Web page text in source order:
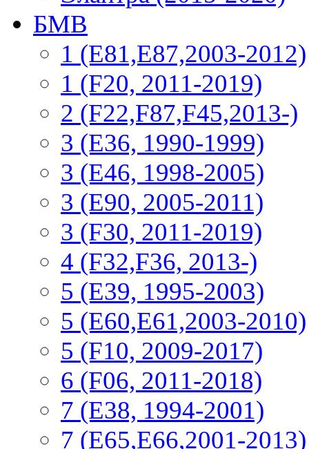
БМВ
1 (E81,E87,2003-2012)
1 (F20, 2011-2019)
2 (F22,F87,F45,2013-)
3 (Е36, 1990-1999)
3 (E46, 1998-2005)
3 (E90, 2005-2011)
3 (F30, 2011-2019)
4 (F32,F36, 2013-)
5 (E39, 1995-2003)
5 (E60,E61,2003-2010)
5 (F10, 2009-2017)
6 (F06, 2011-2018)
7 (E38, 1994-2001)
7 (E65,E66,2001-2013)